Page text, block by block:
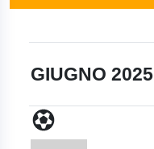
GIUGNO 2025